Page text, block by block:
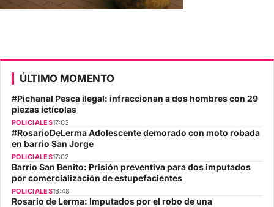
ÚLTIMO MOMENTO
#Pichanal Pesca ilegal: infraccionan a dos hombres con 29
piezas ictícolas
POLICIALES17:03
#RosarioDeLerma Adolescente demorado con moto robada
en barrio San Jorge
POLICIALES17:02
Barrio San Benito: Prisión preventiva para dos imputados
por comercialización de estupefacientes
POLICIALES16:48
Rosario de Lerma: Imputados por el robo de una